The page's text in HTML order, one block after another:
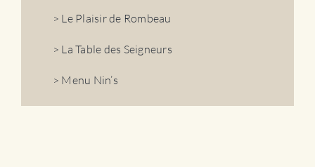
> Le Plaisir de Rombeau
> La Table des Seigneurs
> Menu Nin’s